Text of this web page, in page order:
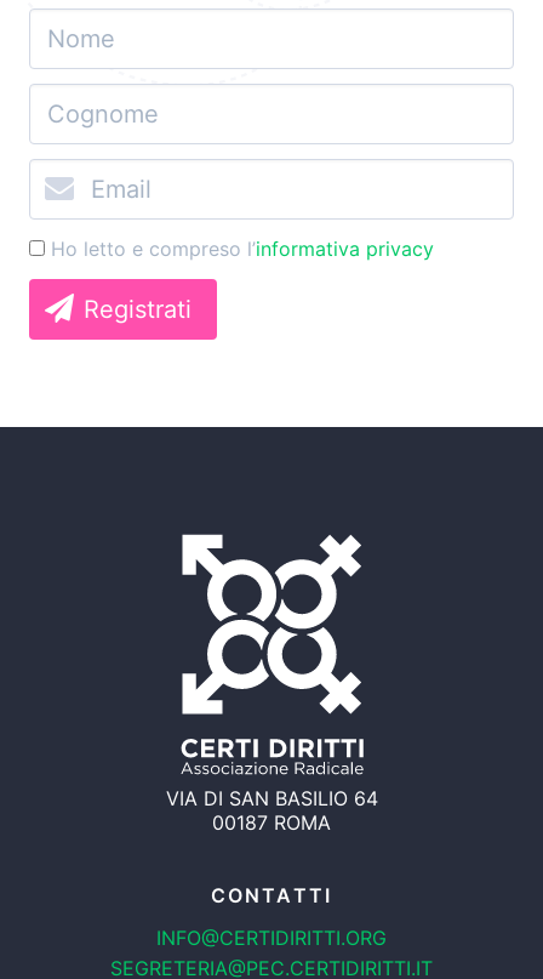
Ho letto e compreso l’informativa privacy
Registrati
VIA DI SAN BASILIO 64
00187 ROMA
CONTATTI
INFO@CERTIDIRITTI.ORG
SEGRETERIA@PEC.CERTIDIRITTI.IT